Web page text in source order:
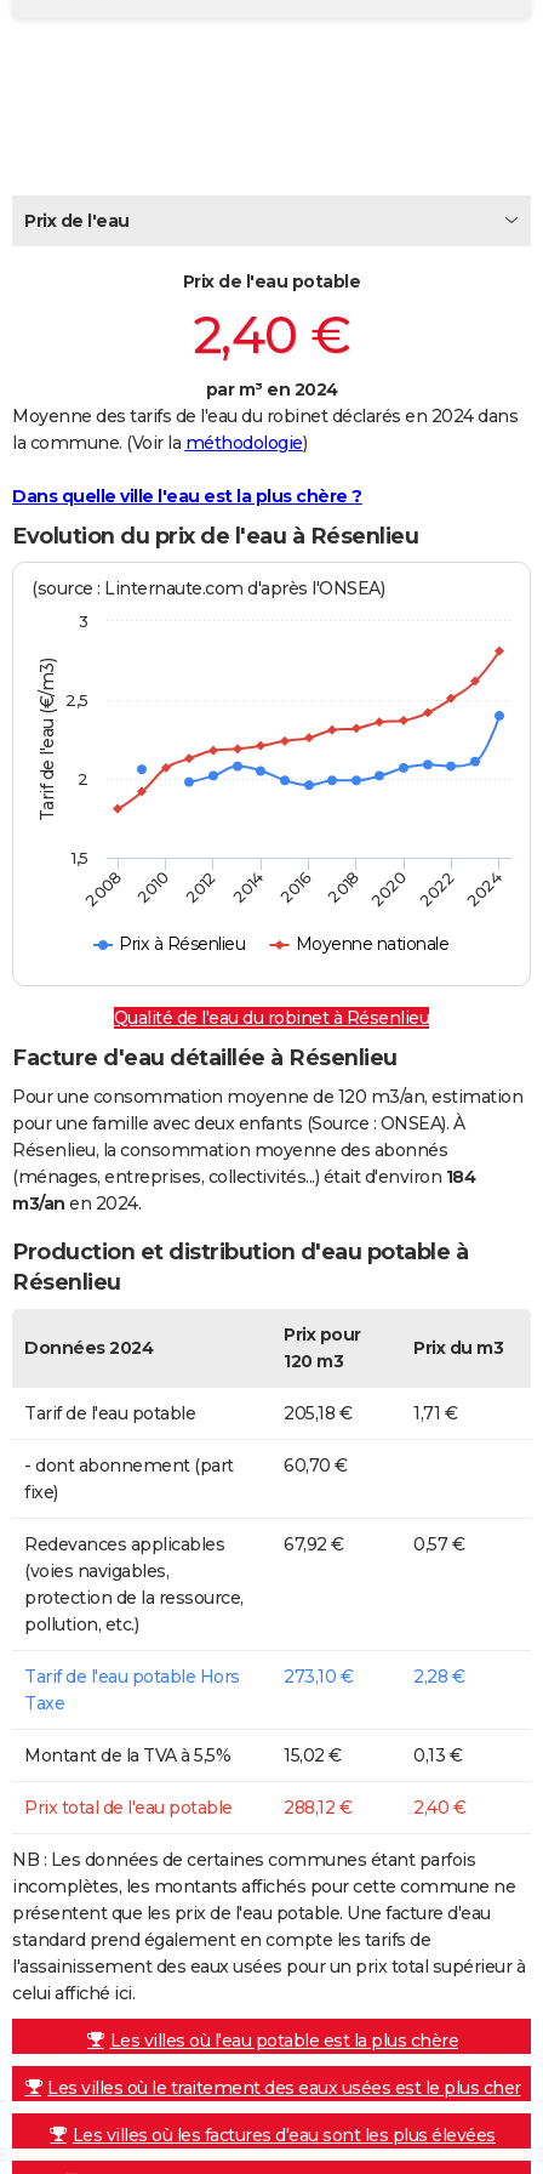
Carte de Noël
Carte Bonne année
Carte Saint-Valentin
Carte Pâques
Carte d'anniversaire
DICTIONNAIRE
FORUM
Prix de l'eau
Prix de l'eau potable
2,40 €
par m³ en 2024
Moyenne des tarifs de l'eau du robinet déclarés en 2024 dans
la commune. (Voir la méthodologie)
Dans quelle ville l'eau est la plus chère ?
Evolution du prix de l'eau à Résenlieu
Tarif de l'eau (€/m3)
(source : Linternaute.com d'après l'ONSEA)
Prix à Résenlieu Moyenne nationale
2008 2010 2012 2014 2016 2018 2020 2022 2024
2
2,5
3
1,5
Qualité de l'eau du robinet à Résenlieu
Facture d'eau détaillée à Résenlieu
Pour une consommation moyenne de 120 m3/an, estimation
pour une famille avec deux enfants (Source : ONSEA). À
Résenlieu, la consommation moyenne des abonnés
(ménages, entreprises, collectivités...) était d'environ 184
m3/an en 2024.
Production et distribution d'eau potable à
Résenlieu
Données 2024
Prix pour
120 m3
Prix du m3
Tarif de l'eau potable 205,18 € 1,71 €
- dont abonnement (part
fixe)
60,70 €
Redevances applicables
(voies navigables,
protection de la ressource,
pollution, etc.)
67,92 € 0,57 €
Tarif de l'eau potable Hors
Taxe
273,10 € 2,28 €
Montant de la TVA à 5,5% 15,02 € 0,13 €
Prix total de l'eau potable 288,12 € 2,40 €
NB : Les données de certaines communes étant parfois
incomplètes, les montants affichés pour cette commune ne
présentent que les prix de l'eau potable. Une facture d'eau
standard prend également en compte les tarifs de
l'assainissement des eaux usées pour un prix total supérieur à
celui affiché ici.
Les villes où l'eau potable est la plus chère
Les villes où le traitement des eaux usées est le plus cher
Les villes où les factures d'eau sont les plus élevées